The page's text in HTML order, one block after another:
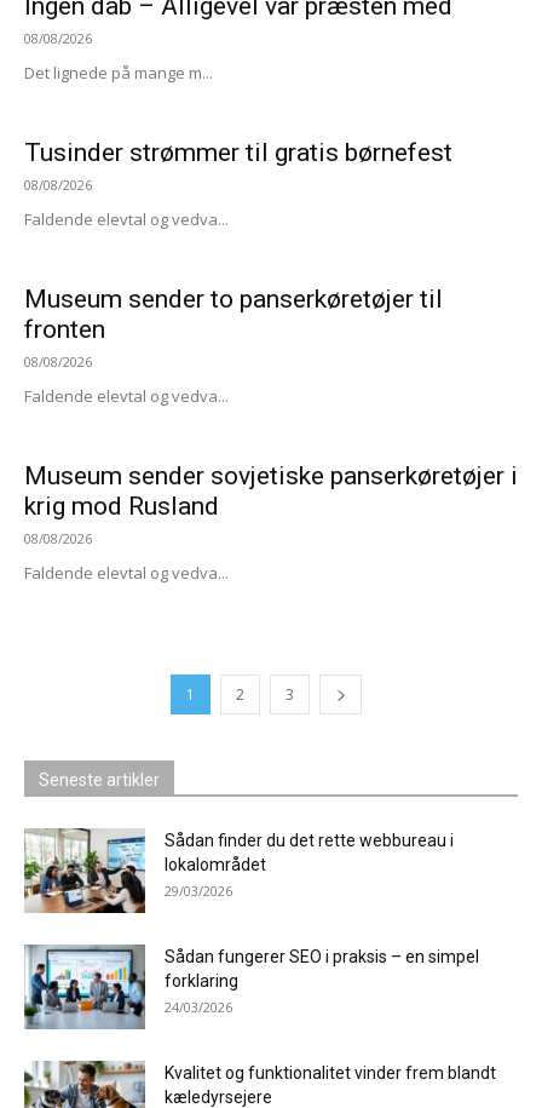
Ingen dåb – Alligevel var præsten med
08/08/2026
Det lignede på mange m...
Tusinder strømmer til gratis børnefest
08/08/2026
Faldende elevtal og vedva...
Museum sender to panserkøretøjer til
fronten
08/08/2026
Faldende elevtal og vedva...
Museum sender sovjetiske panserkøretøjer i
krig mod Rusland
08/08/2026
Faldende elevtal og vedva...
1 2 3
Seneste artikler
Sådan finder du det rette webbureau i
lokalområdet
29/03/2026
Sådan fungerer SEO i praksis – en simpel
forklaring
24/03/2026
Kvalitet og funktionalitet vinder frem blandt
kæledyrsejere